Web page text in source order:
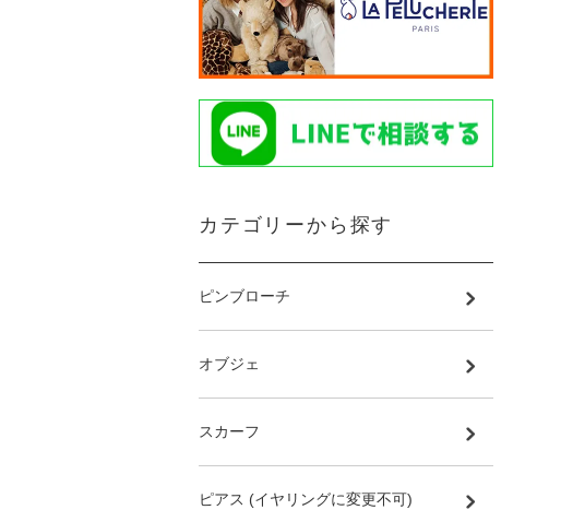
カテゴリーから探す
ピンブローチ
オブジェ
スカーフ
ピアス (イヤリングに変更不可)